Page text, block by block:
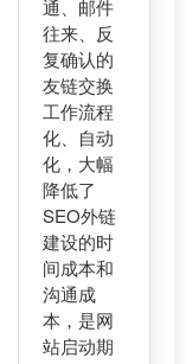
通、邮件
往来、反
复确认的
友链交换
工作流程
化、自动
化，大幅
降低了
SEO外链
建设的时
间成本和
沟通成
本，是网
站启动期